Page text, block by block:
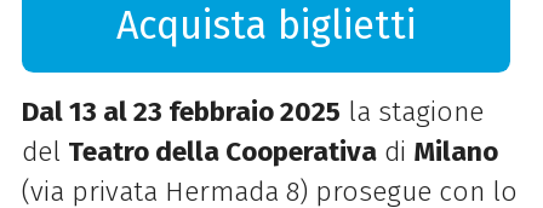
Acquista biglietti
Dal 13 al 23 febbraio 2025 la stagione
del Teatro della Cooperativadi Milano
(via privata Hermada 8) prosegue con lo